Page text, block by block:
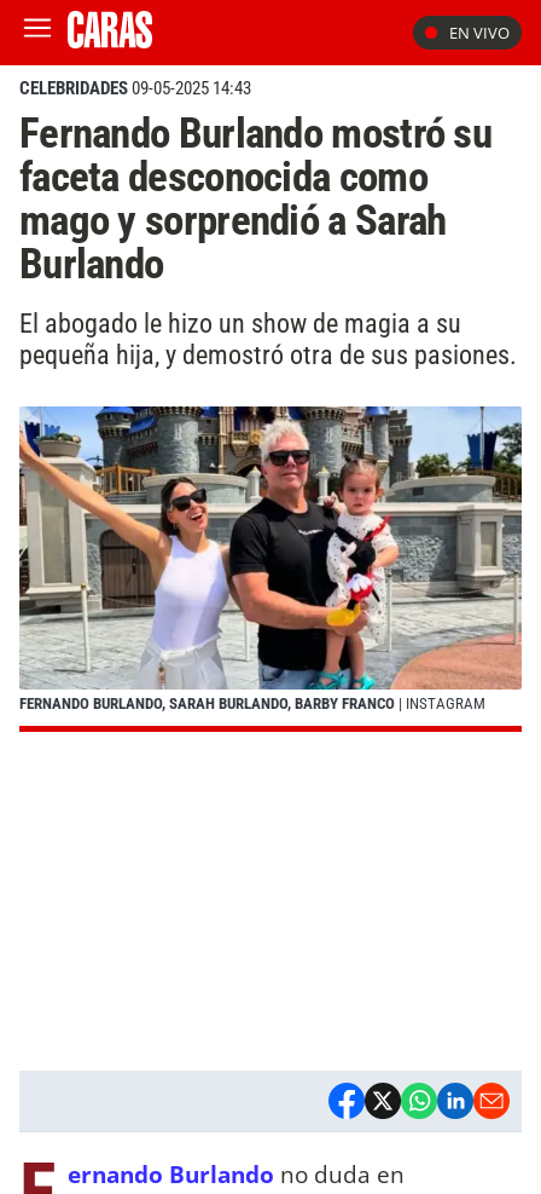
EN VIVO
CELEBRIDADES09-05-2025 14:43
Fernando Burlando mostró su
faceta desconocida como
mago y sorprendió a Sarah
Burlando
El abogado le hizo un show de magia a su
pequeña hija, y demostró otra de sus pasiones.
FERNANDO BURLANDO, SARAH BURLANDO, BARBY FRANCO | INSTAGRAM
ernando Burlando no duda en